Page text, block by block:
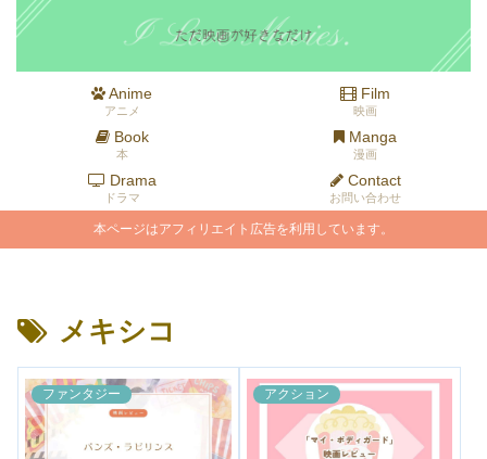
Anime
アニメ
Film
映画
Book
本
Manga
漫画
Drama
ドラマ
Contact
お問い合わせ
本ページはアフィリエイト広告を利用しています。
メキシコ
ファンタジー アクション